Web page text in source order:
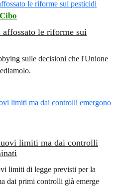
Cibo
affossato le riforme sui
sulle decisioni che l'Unione
limiti ma dai controlli
limiti di legge previsti per la
dai primi controlli già emerge